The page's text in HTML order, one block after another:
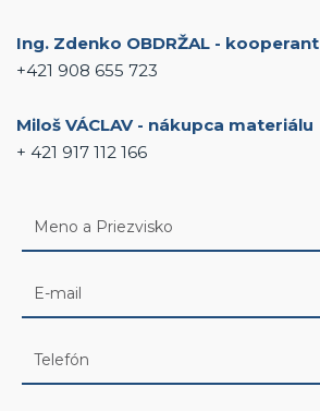
Ing. Zdenko OBDRŽAL - kooperant
+421 908 655 723
Miloš VÁCLAV - nákupca materiálu
+ 421 917 112 166